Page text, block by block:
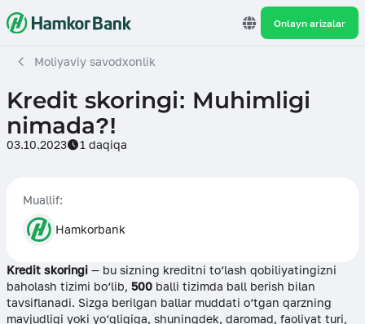
Onlayn arizalar
Moliyaviy savodxonlik
Kredit skoringi: Muhimligi
nimada?!
03.10.2023 1 daqiqa
Muallif:
Hamkorbank
Kredit skoringi — bu sizning kreditni to‘lash qobiliyatingizni
baholash tizimi bo‘lib, 500 balli tizimda ball berish bilan
tavsiflanadi. Sizga berilgan ballar muddati o‘tgan qarzning
mavjudligi yoki yo‘qligiga, shuningdek, daromad, faoliyat turi,